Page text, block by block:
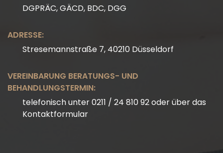
DGPRÄC, GÄCD, BDC, DGG
ADRESSE:
Stresemannstraße 7, 40210 Düsseldorf
VEREINBARUNG BERATUNGS- UND
BEHANDLUNGSTERMIN:
telefonisch unter 0211 / 24 810 92 oder über das
Kontaktformular